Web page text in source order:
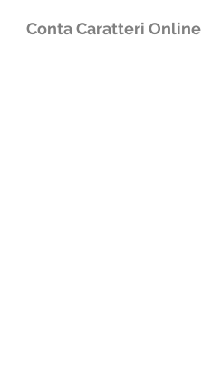
Conta Caratteri Online